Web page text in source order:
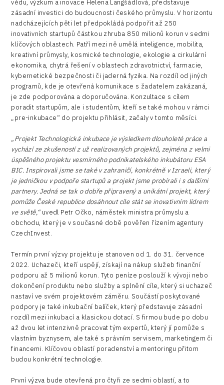
vědu, výzkum a inovace Helena Langšádlová, představuje
zásadní investici do budoucnosti českého průmyslu. V horizontu
nadcházejících pěti let předpokládá podpořit až 250
inovativních startupů částkou zhruba 850 milionů korun v sedmi
klíčových oblastech. Patří mezi ně umělá inteligence, mobilita,
kreativní průmysly, kosmické technologie, ekologie a cirkulární
ekonomika, chytrá řešení v oblastech zdravotnictví, farmacie,
kybernetické bezpečnosti či jaderná fyzika. Na rozdíl od jiných
programů, kde je otevřená komunikace s žadatelem zakázaná,
je zde podporována a doporučována. Konzultace s cílem
poradit startupům, ale i studentům, kteří se také mohou v rámci
„pre-inkubace“ do projektu přihlásit, začaly v tomto měsíci.
„Projekt Technologická inkubace je výsledkem dlouholeté práce a
vychází ze zkušeností z už realizovaných projektů, zejména z velmi
úspěšného projektu vesmírného podnikatelského inkubátoru ESA
BIC. Inspirovali jsme se také v zahraničí, konkrétně v Izraeli, který
je jedničkou v podpoře startupů a projekt jsme probírali i s dalšími
partnery. Jedná se tak o dobře připravený a unikátní projekt, který
pomůže České republice dosáhnout cíle stát se inovativním lídrem
ve světě,“uvedl Petr Očko, náměstek ministra průmyslu a
obchodu, který je v současné době pověřen řízením agentury
CzechInvest.
Termín první výzvy projektu je stanoven od 1. do 31. července
2022. Uchazeči, kteří uspějí, získají na nákup služeb finanční
podporu až 5 milionů korun. Tyto peníze poslouží k vývoji nebo
dokončení produktu nebo služby a splnění cíle, který si uchazeč
nastaví ve svém projektovém záměru. Součástí poskytované
podpory je také inkubační balíček, který představuje zásadní
rozdíl mezi inkubací a klasickou dotací. S firmou bude po dobu
až dvou let intenzivně pracovat tým expertů, který jí pomůže s
vlastním byznysem, ale také s právním servisem, marketingem či
financemi. Klíčovou oblastí poradenství a mentoringu přitom
budou konkrétní technologie.
První výzva bude otevřená pro čtyři ze sedmi oblastí, a to